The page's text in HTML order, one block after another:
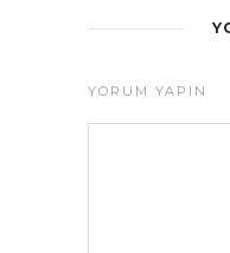
YORUM YAPIN